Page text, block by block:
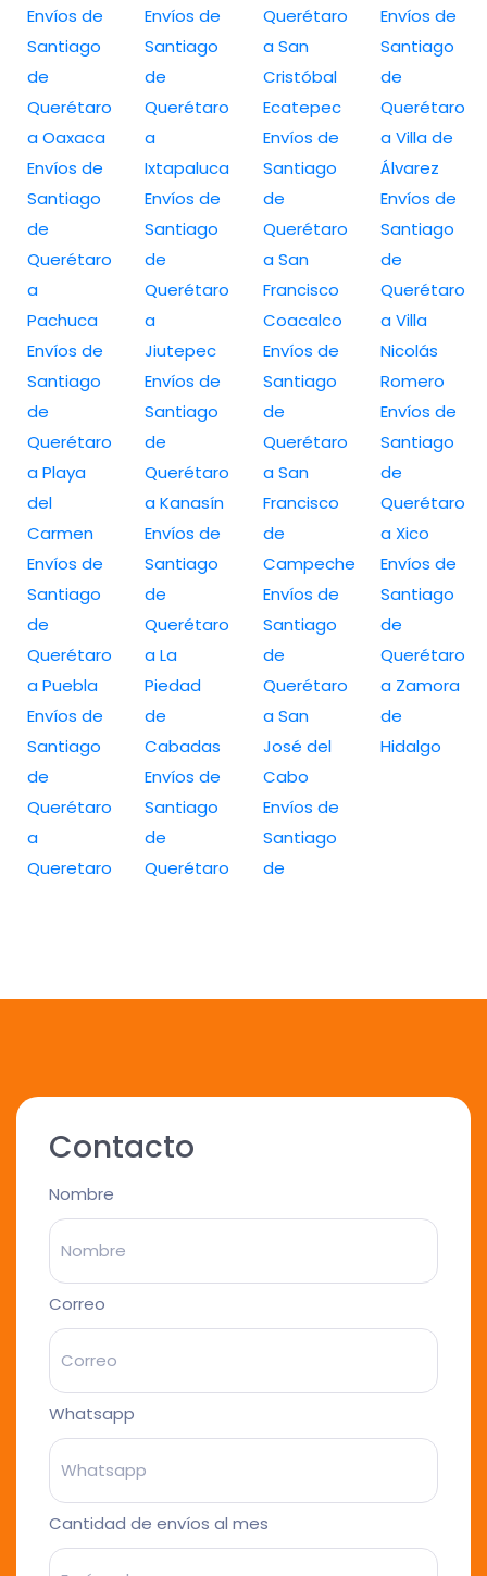
Envíos de
Santiago
de
Querétaro
a Oaxaca
Envíos de
Santiago
de
Querétaro
a
Pachuca
Envíos de
Santiago
de
Querétaro
a Playa
del
Carmen
Envíos de
Santiago
de
Querétaro
a Puebla
Envíos de
Santiago
de
Querétaro
a
Queretaro
Envíos de
Santiago
de
Querétaro
a
Ixtapaluca
Envíos de
Santiago
de
Querétaro
a
Jiutepec
Envíos de
Santiago
de
Querétaro
a Kanasín
Envíos de
Santiago
de
Querétaro
a La
Piedad
de
Cabadas
Envíos de
Santiago
de
Querétaro
Querétaro
a San
Cristóbal
Ecatepec
Envíos de
Santiago
de
Querétaro
a San
Francisco
Coacalco
Envíos de
Santiago
de
Querétaro
a San
Francisco
de
Campeche
Envíos de
Santiago
de
Querétaro
a San
José del
Cabo
Envíos de
Santiago
de
Envíos de
Santiago
de
Querétaro
a Villa de
Álvarez
Envíos de
Santiago
de
Querétaro
a Villa
Nicolás
Romero
Envíos de
Santiago
de
Querétaro
a Xico
Envíos de
Santiago
de
Querétaro
a Zamora
de
Hidalgo
Contacto
Nombre
Correo
Whatsapp
Cantidad de envíos al mes